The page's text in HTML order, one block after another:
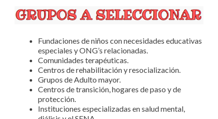
Fundaciones de niños con necesidades educativas
especiales y ONG’s relacionadas.
Comunidades terapéuticas.
Centros de rehabilitación y resocialización.
Grupos de Adulto mayor.
Centros de transición, hogares de paso y de
protección.
Instituciones especializadas en salud mental,